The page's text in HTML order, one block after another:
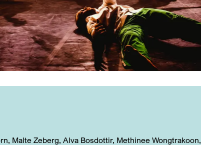
Malte Zeberg, Alva Bosdottir, Methinee Wongtrakoon,